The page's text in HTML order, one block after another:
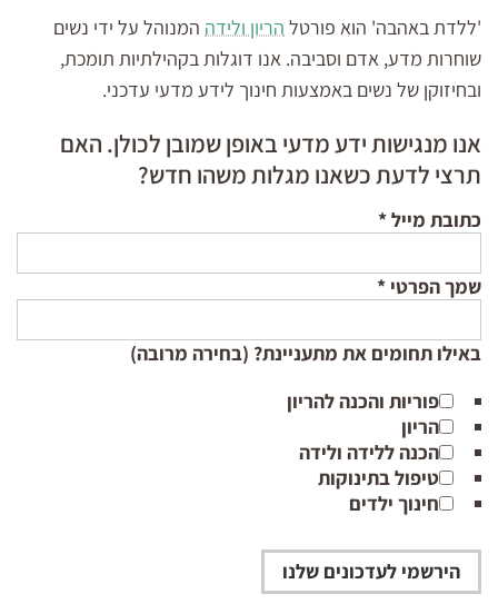
'ללדת באהבה' הוא פורטל הריון ולידה המנוהל על ידי נשים
שוחרות מדע, אדם וסביבה. אנו דוגלות בקהילתיות תומכת,
ובחיזוקן של נשים באמצעות חינוך לידע מדעי עדכני.
אנו מנגישות ידע מדעי באופן שמובן לכולן. האם
תרצי לדעת כשאנו מגלות משהו חדש?
כתובת מייל*
שמך הפרטי *
באילו תחומים את מתעניינת? (בחירה מרובה)
פוריות והכנה להריון
הריון
הכנה ללידה ולידה
טיפול בתינוקות
חינוך ילדים